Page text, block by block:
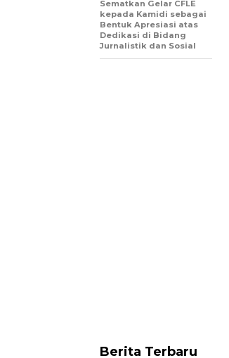
Sematkan Gelar CFLE
kepada Kamidi sebagai
Bentuk Apresiasi atas
Dedikasi di Bidang
Jurnalistik dan Sosial
Berita Terbaru